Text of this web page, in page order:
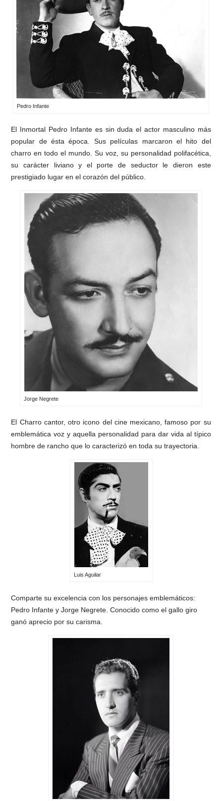
Pedro Infante
El Inmortal Pedro Infante es sin duda el actor masculino más
popular de ésta época. Sus películas marcaron el hito del
charro en todo el mundo. Su voz, su personalidad polifacética,
su carácter liviano y el porte de seductor le dieron este
prestigiado lugar en el corazón del público.
Jorge Negrete
El Charro cantor, otro icono del cine mexicano, famoso por su
emblemática voz y aquella personalidad para dar vida al típico
hombre de rancho que lo caracterizó en toda su trayectoria.
Luis Aguilar
Comparte su excelencia con los personajes emblemáticos:
Pedro Infante y Jorge Negrete. Conocido como el gallo giro
ganó aprecio por su carisma.